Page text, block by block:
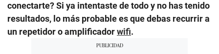
conectarte? Si ya intentaste de todo y no has tenido
resultados, lo más probable es que debas recurrir a
un repetidor o amplificadorwifi.